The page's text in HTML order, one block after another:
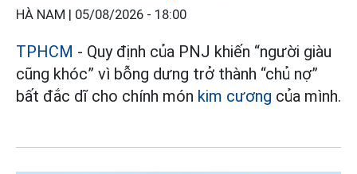
HÀ NAM | 05/08/2026 - 18:00
TPHCM - Quy định của PNJ khiến “người giàu
cũng khóc” vì bỗng dưng trở thành “chủ nợ”
bất đắc dĩ cho chính món kim cương của mình.